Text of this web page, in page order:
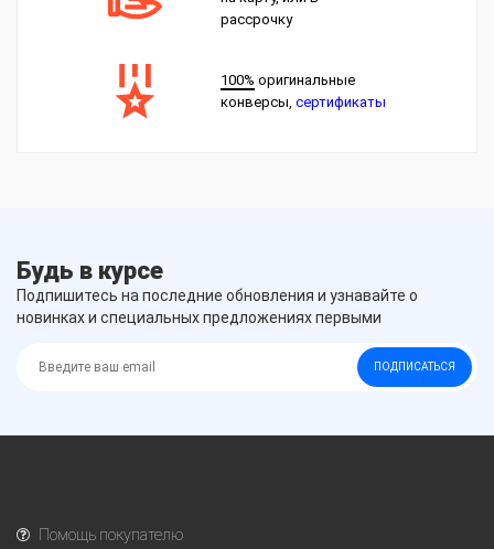
рассрочку
100% оригинальные
конверсы,сертификаты
Будь в курсе
Подпишитесь на последние обновления и узнавайте о
новинках и специальных предложениях первыми
ПОДПИСАТЬСЯ
Помощь покупателю